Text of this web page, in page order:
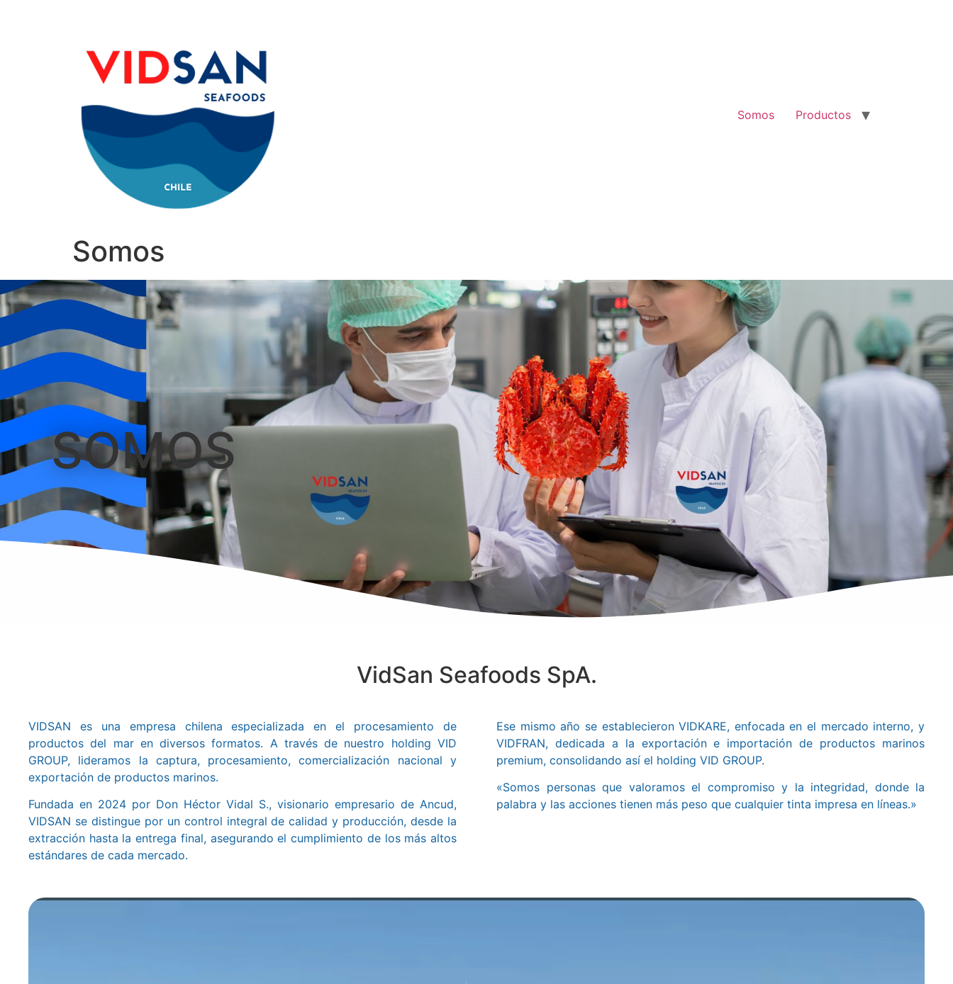
Somos Productos
Somos
SOMOS
VidSan Seafoods SpA.
VIDSAN es una empresa chilena especializada en el procesamiento de
productos del mar en diversos formatos. A través de nuestro holding VID
GROUP, lideramos la captura, procesamiento, comercialización nacional y
exportación de productos marinos.
Fundada en 2024 por Don Héctor Vidal S., visionario empresario de Ancud,
VIDSAN se distingue por un control integral de calidad y producción, desde la
extracción hasta la entrega final, asegurando el cumplimiento de los más altos
estándares de cada mercado.
Ese mismo año se establecieron VIDKARE, enfocada en el mercado interno, y
VIDFRAN, dedicada a la exportación e importación de productos marinos
premium, consolidando así el holding VID GROUP.
«Somos personas que valoramos el compromiso y la integridad, donde la
palabra y las acciones tienen más peso que cualquier tinta impresa en líneas.»